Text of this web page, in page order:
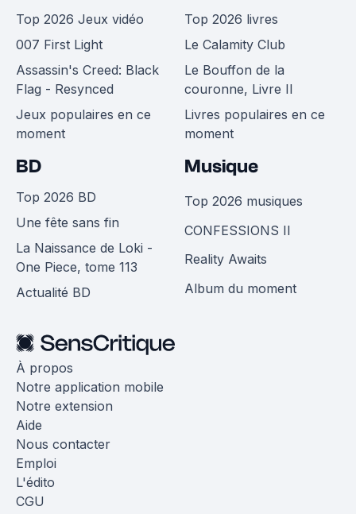
Top 2026 Jeux vidéo
007 First Light
Assassin's Creed: Black
Flag - Resynced
Jeux populaires en ce
moment
Top 2026 livres
Le Calamity Club
Le Bouffon de la
couronne, Livre II
Livres populaires en ce
moment
BD
Top 2026 BD
Une fête sans fin
La Naissance de Loki -
One Piece, tome 113
Actualité BD
Musique
Top 2026 musiques
CONFESSIONS II
Reality Awaits
Album du moment
À propos
Notre application mobile
Notre extension
Aide
Nous contacter
Emploi
L'édito
CGU